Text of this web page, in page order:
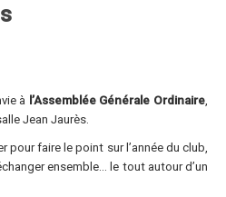
à l’Assemblée Générale Ordinaire,
Jean Jaurès.
pour faire le point sur l’année du club,
ensemble… le tout autour d’un